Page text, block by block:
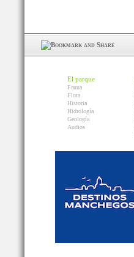
El parque
Fauna
Flora
Historia
Hidrología
Geología
Audios